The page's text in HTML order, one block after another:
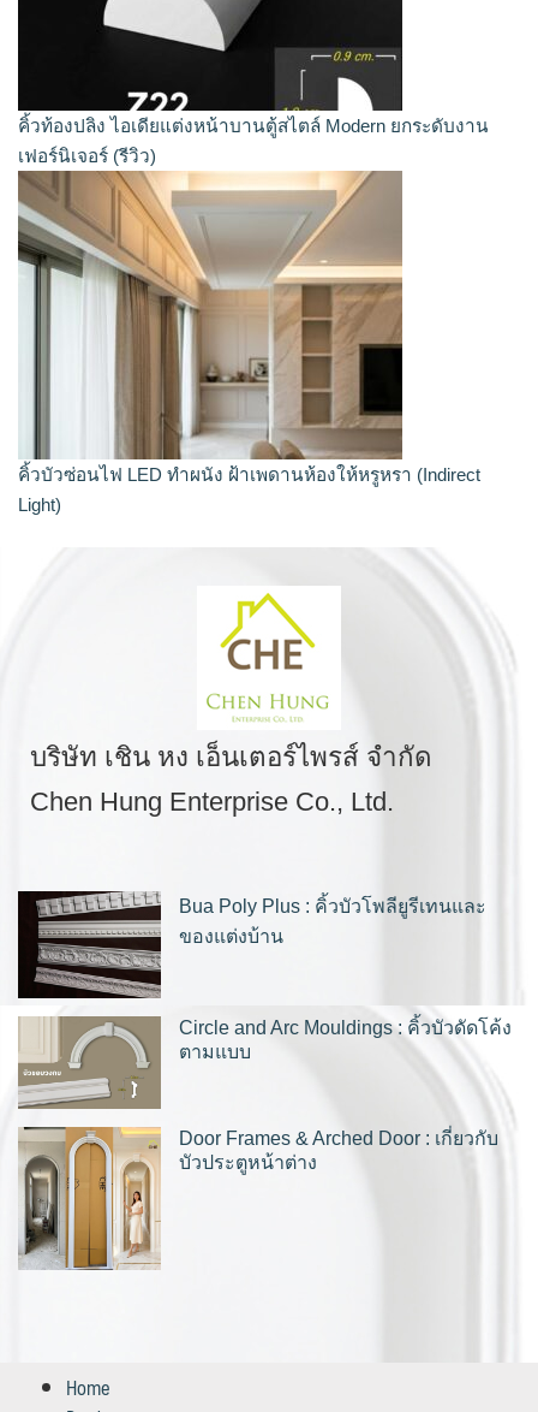
คิ้วท้องปลิง ไอเดียแต่งหน้าบานตู้สไตล์ Modern ยกระดับงาน
เฟอร์นิเจอร์ (รีวิว)
คิ้วบัวซ่อนไฟ LED ทำผนัง ฝ้าเพดานห้องให้หรูหรา (Indirect
Light)
บริษัท เชิน หง เอ็นเตอร์ไพรส์ จำกัด
Chen Hung Enterprise Co., Ltd.
Bua Poly Plus : คิ้วบัวโพลียูรีเทนและ
ของแต่งบ้าน
Circle and Arc Mouldings : คิ้วบัวดัดโค้ง
ตามแบบ
Door Frames & Arched Door : เกี่ยวกับ
บัวประตูหน้าต่าง
Home